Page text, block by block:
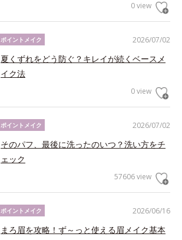
0 view
2026/07/02
ポイントメイク
夏くずれをどう防ぐ？キレイが続くベースメ
イク法
0 view
2026/07/02
ポイントメイク
そのパフ、最後に洗ったのいつ？洗い方をチ
ェック
57606 view
2026/06/16
ポイントメイク
まろ眉を攻略！ず～っと使える眉メイク基本